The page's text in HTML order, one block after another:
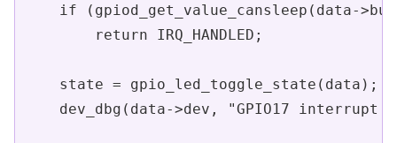
if (gpiod_get_value_cansleep(data-
        return IRQ_HANDLED;
    state = gpio_led_toggle_state(data);
dev_dbg(data->dev, "GPIO17 interrupt